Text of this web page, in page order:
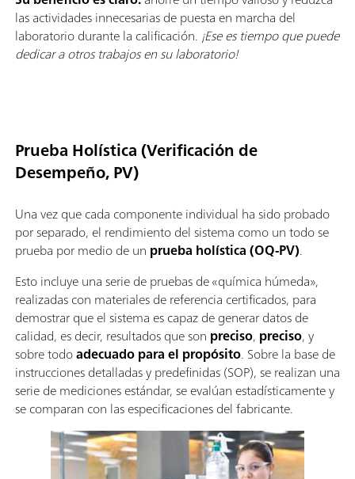
las actividades innecesarias de puesta en marcha del
laboratorio durante la calificación. ¡Ese es tiempo que puede
dedicar a otros trabajos en su laboratorio!
Prueba Holística (Verificación de
Desempeño, PV)
Una vez que cada componente individual ha sido probado
por separado, el rendimiento del sistema como un todo se
prueba por medio de un prueba holística (OQ-PV).
Esto incluye una serie de pruebas de «química húmeda»,
realizadas con materiales de referencia certificados, para
demostrar que el sistema es capaz de generar datos de
calidad, es decir, resultados que son preciso, preciso, y
sobre todoadecuado para el propósito. Sobre la base de
instrucciones detalladas y predefinidas (SOP), se realizan una
serie de mediciones estándar, se evalúan estadísticamente y
se comparan con las especificaciones del fabricante.